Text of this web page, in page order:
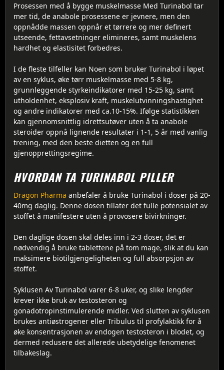
Prosessen med å bygge muskelmasse Med Turinabol tar
mer tid, de anabole prosessene er jevnere, men den
oppnådde massen oppnår et tørrere og mer definert
utseende, fettavsetninger elimineres, samt muskelens
hardhet og elastisitet forbedres.
I de fleste tilfeller kan Noen som bruker Turinabol i løpet
av en syklus, øke tørr muskelmasse med 5-8 kg,
grunnleggende styrkeindikatorer med 15-25 kg, samt
utholdenhet, eksplosiv kraft, muskelutvinningshastighet
og andre indikatorer med ca.10-15%. Ifølge statistikken
kan gjennomsnittlig idrettsutøver uten å ta anabole
steroider oppnå lignende resultater i 1-1, 5 år med vanlig
trening, med den beste dietten og en full
gjenopprettingsregime.
HVORDAN TA TURINABOL PILLER
Dragon Pharma anbefaler å bruke Turinabol i doser på 20-
40mg daglig. Denne dosen tillater det fulle potensialet av
stoffet å manifestere uten å provosere bivirkninger.
Den daglige dosen skal deles inn i 2-3 doser, det er
nødvendig å bruke tablettene på tom mage, slik at du kan
maksimere biotilgjengeligheten og full absorpsjon av
stoffet.
Syklusen Av Turinabol varer 6-8 uker, og slike lengder
krever ikke bruk av testosteron og
gonadotropinstimulerende midler. Ved slutten av syklusen
brukes antiøstrogener eller Tribulus til profylaktikk for å
øke konsentrasjonen av endogen testosteron i blodet, og
dermed redusere det allerede ubetydelige fenomenet
tilbakeslag.